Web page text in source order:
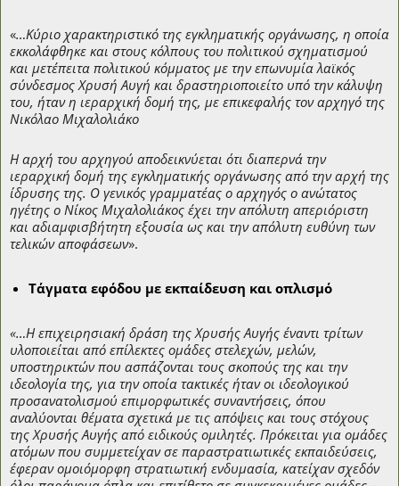
«…Κύριο χαρακτηριστικό της εγκληματικής οργάνωσης, η οποία
εκκολάφθηκε και στους κόλπους του πολιτικού σχηματισμού
και μετέπειτα πολιτικού κόμματος με την επωνυμία λαϊκός
σύνδεσμος Χρυσή Αυγή και δραστηριοποιείτο υπό την κάλυψη
του, ήταν η ιεραρχική δομή της, με επικεφαλής τον αρχηγό της
Νικόλαο Μιχαλολιάκο
Η αρχή του αρχηγού αποδεικνύεται ότι διαπερνά την
ιεραρχική δομή της εγκληματικής οργάνωσης από την αρχή της
ίδρυσης της. Ο γενικός γραμματέας ο αρχηγός ο ανώτατος
ηγέτης ο Νίκος Μιχαλολιάκος έχει την απόλυτη απεριόριστη
και αδιαμφισβήτητη εξουσία ως και την απόλυτη ευθύνη των
τελικών αποφάσεων».
Τάγματα εφόδου με εκπαίδευση και οπλισμό
«…Η επιχειρησιακή δράση της Χρυσής Αυγής έναντι τρίτων
υλοποιείται από επίλεκτες ομάδες στελεχών, μελών,
υποστηρικτών που ασπάζονται τους σκοπούς της και την
ιδεολογία της, για την οποία τακτικές ήταν οι ιδεολογικού
προσανατολισμού επιμορφωτικές συναντήσεις, όπου
αναλύονται θέματα σχετικά με τις απόψεις και τους στόχους
της Χρυσής Αυγής από ειδικούς ομιλητές. Πρόκειται για ομάδες
ατόμων που συμμετείχαν σε παραστρατιωτικές εκπαιδεύσεις,
έφεραν ομοιόμορφη στρατιωτική ενδυμασία, κατείχαν σχεδόν